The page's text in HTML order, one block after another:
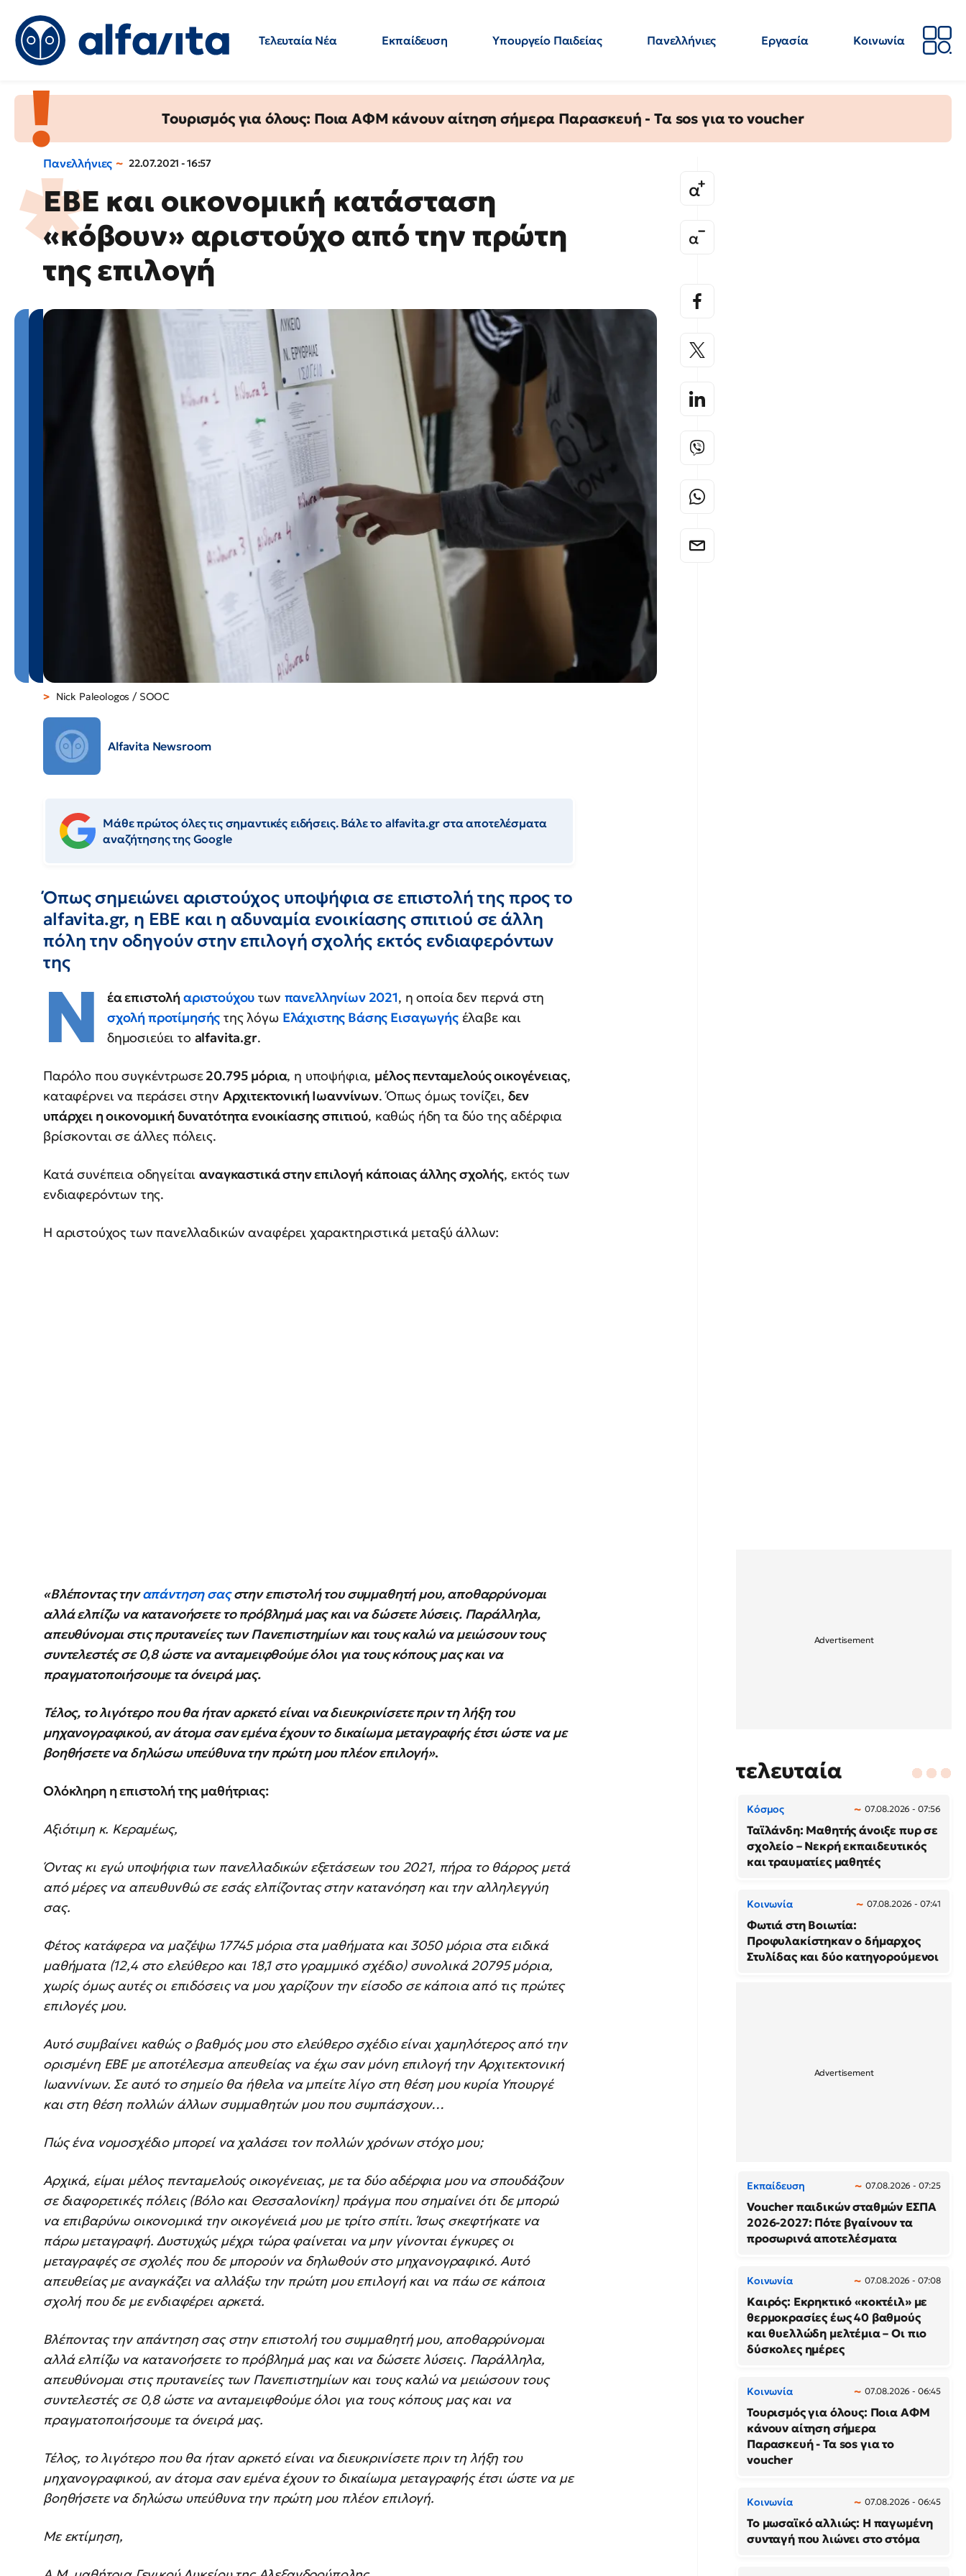
Τελευταία Νέα Εκπαίδευση Υπουργείο Παιδείας Πανελλήνιες Εργασία
Κοινωνία
Τουρισμός για όλους: Ποια ΑΦΜ κάνουν αίτηση σήμερα Παρασκευή - Τα sos για το voucher
Πανελλήνιες 22.07.2021 - 16:57
ΕΒΕ και οικονομική κατάσταση
«κόβουν» αριστούχο από την πρώτη
της επιλογή
Nick Paleologos / SOOC
Alfavita Newsroom
Μάθε πρώτος όλες τις σημαντικές ειδήσεις. Βάλε το alfavita.gr στα αποτελέσματα
αναζήτησης της Google
Όπως σημειώνει αριστούχος υποψήφια σε επιστολή της προς το
alfavita.gr, η ΕΒΕ και η αδυναμία ενοικίασης σπιτιού σε άλλη
πόλη την οδηγούν στην επιλογή σχολής εκτός ενδιαφερόντων
της
Ν έα επιστολή αριστούχου των πανελληνίων 2021, η οποία δεν περνά στη
σχολή προτίμησής της λόγω Ελάχιστης Βάσης Εισαγωγήςέλαβε και
δημοσιεύει το alfavita.gr.
Παρόλο που συγκέντρωσε20.795 μόρια, η υποψήφια, μέλος πενταμελούς οικογένειας,
καταφέρνει να περάσει στην Αρχιτεκτονική Ιωαννίνων. Όπως όμως τονίζει, δεν
υπάρχει η οικονομική δυνατότητα ενοικίασης σπιτιού, καθώς ήδη τα δύο της αδέρφια
βρίσκονται σε άλλες πόλεις.
Κατά συνέπεια οδηγείταιαναγκαστικά στην επιλογή κάποιας άλλης σχολής, εκτός των
ενδιαφερόντων της.
Η αριστούχος των πανελλαδικών αναφέρει χαρακτηριστικά μεταξύ άλλων:
«Βλέποντας τηναπάντηση σαςστην επιστολή του συμμαθητή μου, αποθαρρύνομαι
αλλά ελπίζω να κατανοήσετε το πρόβλημά μας και να δώσετε λύσεις. Παράλληλα,
απευθύνομαι στις πρυτανείες των Πανεπιστημίων και τους καλώ να μειώσουν τους
συντελεστές σε 0,8 ώστε να ανταμειφθούμε όλοι για τους κόπους μας και να
πραγματοποιήσουμε τα όνειρά μας.
Τέλος, το λιγότερο που θα ήταν αρκετό είναι να διευκρινίσετε πριν τη λήξη του
μηχανογραφικού, αν άτομα σαν εμένα έχουν το δικαίωμα μεταγραφής έτσι ώστε να με
βοηθήσετε να δηλώσω υπεύθυνα την πρώτη μου πλέον επιλογή».
Ολόκληρη η επιστολή της μαθήτριας:
Αξιότιμη κ. Κεραμέως,
Όντας κι εγώ υποψήφια των πανελλαδικών εξετάσεων του 2021, πήρα το θάρρος μετά
από μέρες να απευθυνθώ σε εσάς ελπίζοντας στην κατανόηση και την αλληλεγγύη
σας.
Φέτος κατάφερα να μαζέψω 17745 μόρια στα μαθήματα και 3050 μόρια στα ειδικά
μαθήματα (12,4 στο ελεύθερο και 18,1 στο γραμμικό σχέδιο) συνολικά 20795 μόρια,
χωρίς όμως αυτές οι επιδόσεις να μου χαρίζουν την είσοδο σε κάποια από τις πρώτες
επιλογές μου.
Αυτό συμβαίνει καθώς ο βαθμός μου στο ελεύθερο σχέδιο είναι χαμηλότερος από την
ορισμένη ΕΒΕ με αποτέλεσμα απευθείας να έχω σαν μόνη επιλογή την Αρχιτεκτονική
Ιωαννίνων. Σε αυτό το σημείο θα ήθελα να μπείτε λίγο στη θέση μου κυρία Υπουργέ
και στη θέση πολλών άλλων συμμαθητών μου που συμπάσχουν…
Πώς ένα νομοσχέδιο μπορεί να χαλάσει τον πολλών χρόνων στόχο μου;
Αρχικά, είμαι μέλος πενταμελούς οικογένειας, με τα δύο αδέρφια μου να σπουδάζουν
σε διαφορετικές πόλεις (Βόλο και Θεσσαλονίκη) πράγμα που σημαίνει ότι δε μπορώ
να επιβαρύνω οικονομικά την οικογένειά μου με τρίτο σπίτι. Ίσως σκεφτήκατε να
πάρω μεταγραφή. Δυστυχώς μέχρι τώρα φαίνεται να μην γίνονται έγκυρες οι
μεταγραφές σε σχολές που δε μπορούν να δηλωθούν στο μηχανογραφικό. Αυτό
απευθείας με αναγκάζει να αλλάξω την πρώτη μου επιλογή και να πάω σε κάποια
σχολή που δε με ενδιαφέρει αρκετά.
Βλέποντας την απάντηση σας στην επιστολή του συμμαθητή μου, αποθαρρύνομαι
αλλά ελπίζω να κατανοήσετε το πρόβλημά μας και να δώσετε λύσεις. Παράλληλα,
απευθύνομαι στις πρυτανείες των Πανεπιστημίων και τους καλώ να μειώσουν τους
συντελεστές σε 0,8 ώστε να ανταμειφθούμε όλοι για τους κόπους μας και να
πραγματοποιήσουμε τα όνειρά μας.
Τέλος, το λιγότερο που θα ήταν αρκετό είναι να διευκρινίσετε πριν τη λήξη του
μηχανογραφικού, αν άτομα σαν εμένα έχουν το δικαίωμα μεταγραφής έτσι ώστε να με
βοηθήσετε να δηλώσω υπεύθυνα την πρώτη μου πλέον επιλογή.
Με εκτίμηση,
τελευταία
Κόσμος 07.08.2026 - 07:56
Ταϊλάνδη: Μαθητής άνοιξε πυρ σε
σχολείο – Νεκρή εκπαιδευτικός
και τραυματίες μαθητές
Κοινωνία 07.08.2026 - 07:41
Φωτιά στη Βοιωτία:
Προφυλακίστηκαν ο δήμαρχος
Στυλίδας και δύο κατηγορούμενοι
Εκπαίδευση 07.08.2026 - 07:25
Voucher παιδικών σταθμών ΕΣΠΑ
2026-2027: Πότε βγαίνουν τα
προσωρινά αποτελέσματα
Κοινωνία 07.08.2026 - 07:08
Καιρός: Εκρηκτικό «κοκτέιλ» με
θερμοκρασίες έως 40 βαθμούς
και θυελλώδη μελτέμια – Οι πιο
δύσκολες ημέρες
Κοινωνία 07.08.2026 - 06:45
Τουρισμός για όλους: Ποια ΑΦΜ
κάνουν αίτηση σήμερα
Παρασκευή - Τα sos για το
voucher
Κοινωνία 07.08.2026 - 06:45
Το μωσαϊκό αλλιώς: Η παγωμένη
συνταγή που λιώνει στο στόμα